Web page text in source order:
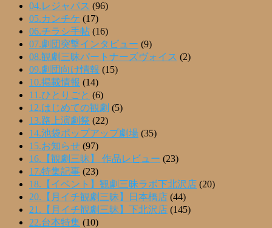
04.レジャパス (96)
05.カンチケ (17)
06.チラシ手帖 (16)
07.劇団突撃インタビュー (9)
08.観劇三昧パートナーズヴォイス (2)
09.劇団向け情報 (15)
10.掲載情報 (14)
11.ひとりごと (6)
12.はじめての観劇 (5)
13.路上演劇祭 (22)
14.池袋ポップアップ劇場 (35)
15.お知らせ (97)
16.【観劇三昧】 作品レビュー (23)
17.特集記事 (23)
18.【イベント】観劇三昧ラボ下北沢店 (20)
20.【月イチ観劇三昧】日本橋店 (44)
21.【月イチ観劇三昧】下北沢店 (145)
22.台本特集 (10)